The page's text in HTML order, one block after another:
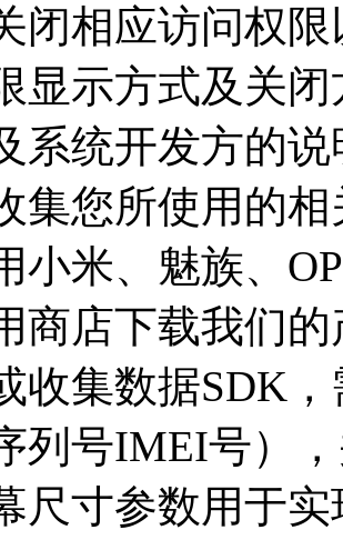
闭相应访问权
显示方式及关
系统开发方的
集您所使用的
小米、魅族、
商店下载我们
收集数据SDK
列号IMEI号）
尺寸参数用于